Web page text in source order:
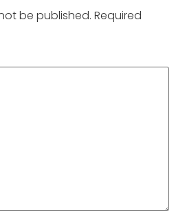
be published. Required